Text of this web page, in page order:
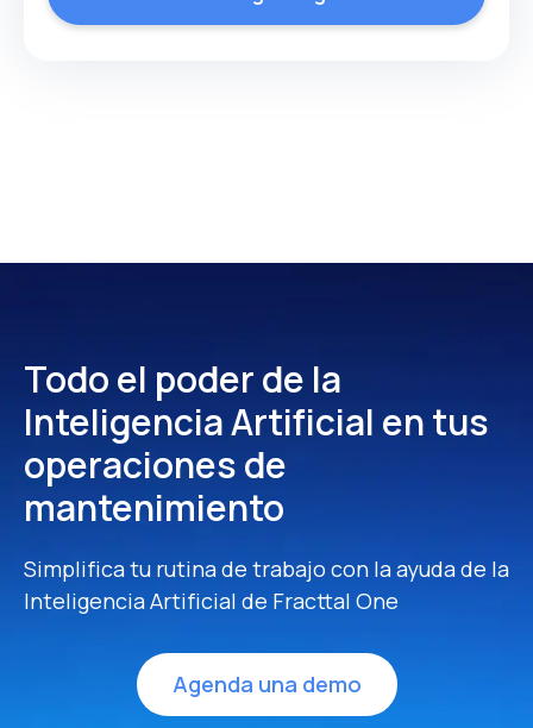
Todo el poder de la
Inteligencia Artificial en tus
operaciones de
mantenimiento
Simplifica tu rutina de trabajo con la ayuda de la
Inteligencia Artificial de Fracttal One
Agenda una demo